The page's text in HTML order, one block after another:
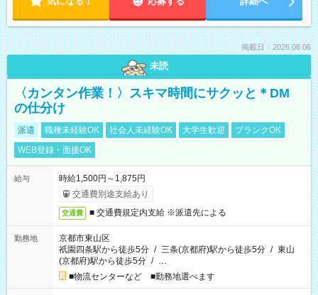
掲載日：2026.08.06
未読
〈カンタン作業！〉スキマ時間にサクッと＊DM
の仕分け
派遣 職種未経験OK 社会人未経験OK 大学生歓迎
ブランクOK
WEB登録・面接OK
給与
時給1,500円～1,875円
交通費別途支給あり
交通費 ■ 交通費規定内支給 ※派遣先による
勤務地
京都市東山区
祇園四条駅から徒歩5分 / 三条(京都府)駅から徒歩5分 / 東山
(京都府)駅から徒歩5分 / …
■物流センターなど ■勤務地選べます